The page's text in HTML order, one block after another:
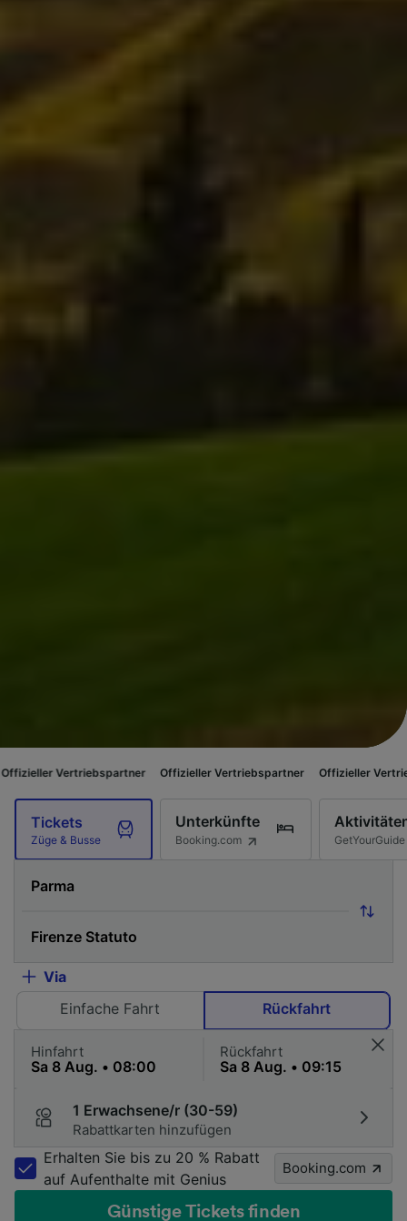
Offizieller Vertriebspartner Offizieller Vertriebspartner
Tickets
Züge & Busse
Unterkünfte
Booking.com GetYourGuide
Via
Einfache Fahrt
Rückfahrt
Hinfahrt Rückfahrt
1 Erwachsene/r (30-59)
Rabattkarten hinzufügen
Erhalten Sie bis zu 20 % Rabatt
auf Aufenthalte mit Genius
Booking.com
Günstige Tickets finden